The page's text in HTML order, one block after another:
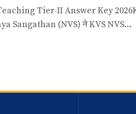
Tier-II Answer Key
Sangathan (NVS) ने KVS NVS...